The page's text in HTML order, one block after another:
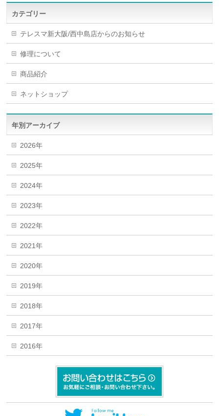
カテゴリー
テレスマ新大阪/西中島店からのお知らせ
修理について
商品紹介
ネットショップ
年別アーカイブ
2026年
2025年
2024年
2023年
2022年
2021年
2020年
2019年
2018年
2017年
2016年